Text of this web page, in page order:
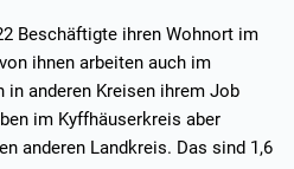
Beschäftigte ihren Wohnort im
ihnen arbeiten auch im
in anderen Kreisen ihrem Job
im Kyffhäuserkreis aber
anderen Landkreis. Das sind 1,6